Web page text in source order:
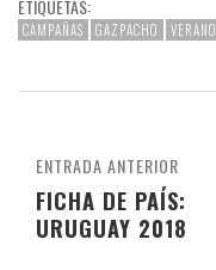
ETIQUETAS:
CAMPAÑAS GAZPACHO VERANO
ENTRADA ANTERIOR
FICHA DE PAÍS:
URUGUAY 2018